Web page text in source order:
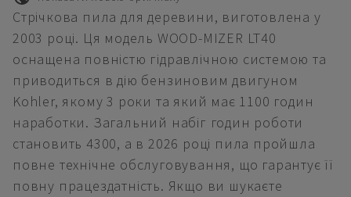
Стрічкова пила для деревини, виготовлена у
2003 році. Ця модель WOOD-MIZER LT40
оснащена повністю гідравлічною системою та
приводиться в дію бензиновим двигуном
Kohler, якому 3 роки та який має 1100 годин
наработки. Загальний набіг годин роботи
становить 4300, а в 2026 році пила пройшла
повне технічне обслуговування, що гарантує її
повну працездатність. Якщо ви шукаєте